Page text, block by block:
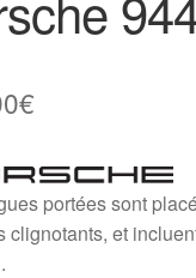
€
portées sont
clignotants, et